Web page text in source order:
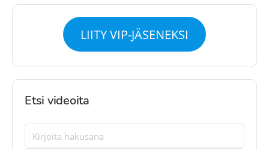
LIITY VIP-JÄSENEKSI
Etsi videoita